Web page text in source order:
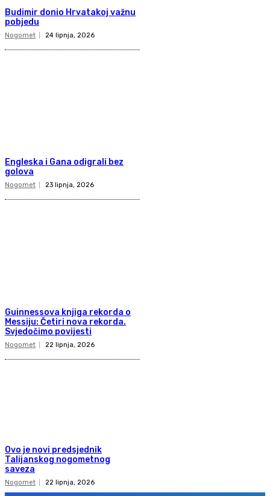
Budimir donio Hrvatakoj važnu
pobjedu
Nogomet 24 lipnja, 2026
Engleska i Gana odigrali bez
golova
Nogomet 23 lipnja, 2026
Guinnessova knjiga rekorda o
Messiju: Četiri nova rekorda.
Svjedočimo povijesti
Nogomet 22 lipnja, 2026
Ovo je novi predsjednik
Talijanskog nogometnog
saveza
Nogomet 22 lipnja, 2026